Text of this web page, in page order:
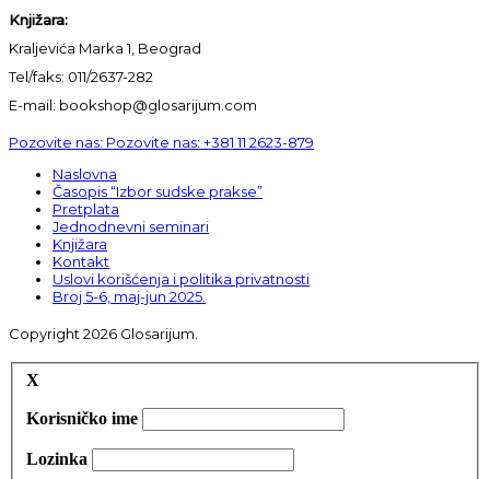
Knjižara:
Kraljevića Marka 1, Beograd
Tel/faks: 011/2637-282
E-mail: bookshop@glosarijum.com
Pozovite nas: Pozovite nas: +381 11 2623-879
Naslovna
Časopis “Izbor sudske prakse”
Pretplata
Jednodnevni seminari
Knjižara
Kontakt
Uslovi korišćenja i politika privatnosti
Broj 5-6, maj-jun 2025.
Copyright 2026 Glosarijum.
X
Korisničko ime
Lozinka